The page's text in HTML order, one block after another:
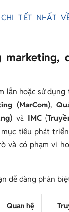
TIẾT NHẤT
lẫn hoặc sử dụng
(MarCom),
và IMC
tiêu phát
và có phạm vi
dễ dàng phân
Quan hệ